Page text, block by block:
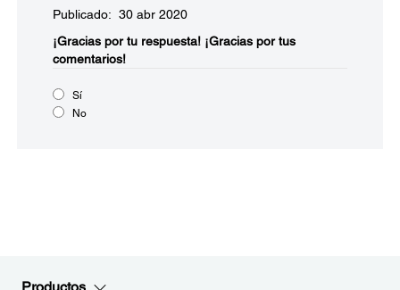
Publicado: 30 abr 2020
¡Gracias por tu respuesta! ¡Gracias por tus
comentarios!
Sí
No